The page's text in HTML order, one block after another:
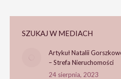
SZUKAJ W MEDIACH
Artykuł Natalii
– Strefa Nieruchomości
24 sierpnia, 2023